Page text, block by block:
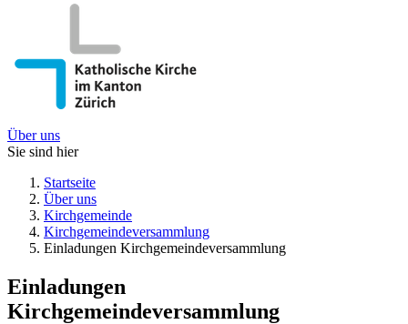
Über uns
Sie sind hier
Startseite
Über uns
Kirchgemeinde
Kirchgemeindeversammlung
Einladungen Kirchgemeindeversammlung
Einladungen
Kirchgemeindeversammlung